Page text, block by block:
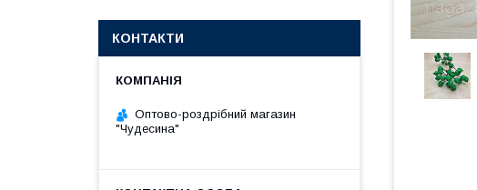
КОНТАКТИ
Оптово-роздрібний магазин
"Чудесина"